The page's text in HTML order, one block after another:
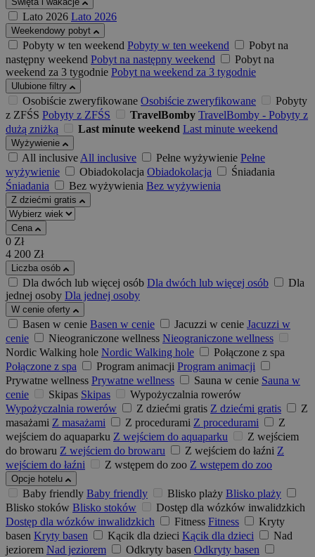
Lato 2026 Lato 2026
Weekendowy pobyt
Pobyty w ten weekend Pobyty w ten weekend
Pobyt na
następny weekend Pobyt na następny weekend
Pobyt na
weekend za 3 tygodnie Pobyt na weekend za 3 tygodnie
Ulubione filtry
Osobiście zweryfikowane Osobiście zweryfikowane
Pobyty
z ZFŚS Pobyty z ZFŚS TravelBomby TravelBomby - Pobyty z
dużą zniżką
Last minute weekend Last minute weekend
Wyżywienie
All inclusiveAll inclusive Pełne wyżywienie Pełne
wyżywienie
Obiadokolacja Obiadokolacja
Śniadania
Śniadania
Bez wyżywienia Bez wyżywienia
Z dziećmi gratis
Cena
0 Zł
4 200 Zł
Liczba osób
Dla dwóch lub więcej osób Dla dwóch lub więcej osób
Dla
jednej osoby Dla jednej osoby
W cenie oferty
Basen w cenie Basen w cenie Jacuzzi w cenie Jacuzzi w
cenie
Nieograniczone wellness Nieograniczone wellness
Nordic Walking hole Nordic Walking hole
Połączone z spa
Połączone z spa
Program animacji Program animacji
Prywatne wellness Prywatne wellness Sauna w cenie Sauna w
cenie
Skipas Skipas
Wypożyczalnia rowerów
Wypożyczalnia rowerów
Z dziećmi gratis Z dziećmi gratis
Z
masażami Z masażami Z procedurami Z procedurami
Z
wejściem do aquaparku Z wejściem do aquaparku
Z wejściem
do browaru Z wejściem do browaru Z wejściem do łaźni Z
wejściem do łaźni
Z wstępem do zoo Z wstępem do zoo
Opcje hotelu
Baby friendly Baby friendly Blisko plaży Blisko plaży
Blisko stoków Blisko stoków
Dostęp dla wózków inwalidzkich
Dostęp dla wózków inwalidzkich
Fitness Fitness
Kryty
basen Kryty basen Kącik dla dzieci Kącik dla dzieci
Nad
jeziorem Nad jeziorem Odkryty basen Odkryty basen